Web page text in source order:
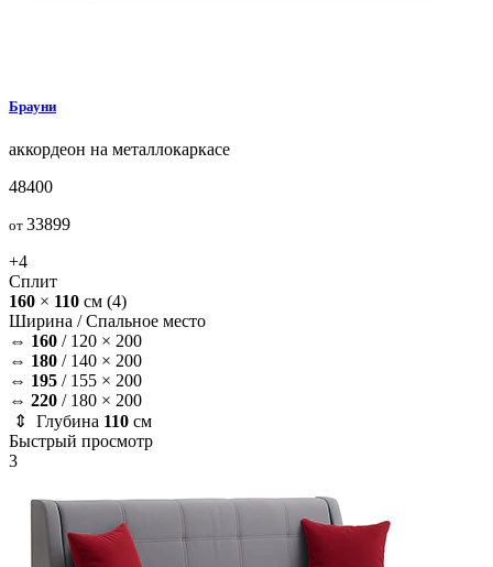
Брауни
аккордеон на металлокаркасе
48400
от 33899
+4
Сплит
160 × 110 см (4)
Ширина /Спальное место
⇔ 160 / 120 × 200
⇔ 180 / 140 × 200
⇔ 195 / 155 × 200
⇔ 220 / 180 × 200
⇕ Глубина 110 см
Быстрый просмотр
3